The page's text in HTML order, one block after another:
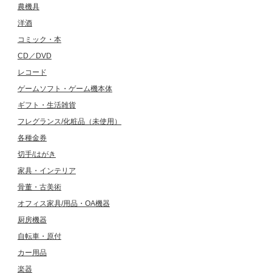
農機具
洋酒
コミック・本
CD／DVD
レコード
ゲームソフト・ゲーム機本体
ギフト・生活雑貨
フレグランス/化粧品（未使用）
各種金券
切手/はがき
家具・インテリア
骨董・古美術
オフィス家具/用品・OA機器
厨房機器
自転車・原付
カー用品
楽器